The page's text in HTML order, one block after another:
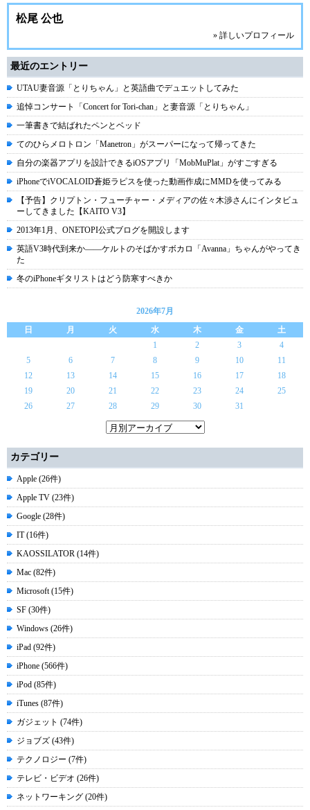
松尾 公也
» 詳しいプロフィール
最近のエントリー
UTAU妻音源「とりちゃん」と英語曲でデュエットしてみた
追悼コンサート「Concert for Tori-chan」と妻音源「とりちゃん」
一筆書きで結ばれたペンとベッド
てのひらメロトロン「Manetron」がスーパーになって帰ってきた
自分の楽器アプリを設計できるiOSアプリ「MobMuPlat」がすごすぎる
iPhoneでiVOCALOID蒼姫ラピスを使った動画作成にMMDを使ってみる
【予告】クリプトン・フューチャー・メディアの佐々木渉さんにインタビュ
ーしてきました【KAITO V3】
2013年1月、ONETOPI公式ブログを開設します
英語V3時代到来か――ケルトのそばかすボカロ「Avanna」ちゃんがやってき
た
冬のiPhoneギタリストはどう防寒すべきか
2026年7月
日
月 火 水 木 金
土
1
2 3
4
5
6 7 8 9 10
11
12
13 14 15 16 17
18
19
20 21 22 23 24
25
26
27 28 29 30 31
カテゴリー
Apple (26件)
Apple TV (23件)
Google (28件)
IT (16件)
KAOSSILATOR (14件)
Mac (82件)
Microsoft (15件)
SF (30件)
Windows (26件)
iPad (92件)
iPhone (566件)
iPod (85件)
iTunes (87件)
ガジェット (74件)
ジョブズ (43件)
テクノロジー (7件)
テレビ・ビデオ (26件)
ネットワーキング (20件)